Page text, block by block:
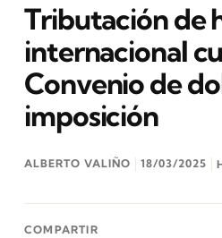
Tributación de
internacional
Convenio de
imposición
ALBERTO VALIÑO 18/03/2025
COMPARTIR